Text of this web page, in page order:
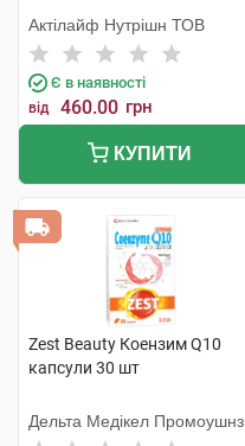
Актілайф Нутрішн ТОВ
Є в наявності
від 460.00 грн
КУПИТИ
Zest Beauty Коензим Q10
капсули 30 шт
Дельта Медікел Промоушнз